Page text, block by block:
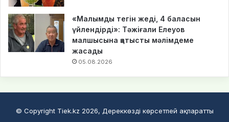
«Малымды тегін жеді, 4 баласын
үйлендірді»: Тәжіғали Елеуов
малшысына қатысты мәлімдеме
жасады
05.08.2026
© Copyright Tiek.kz 2026, Дереккөзді көрсетпей ақпаратты